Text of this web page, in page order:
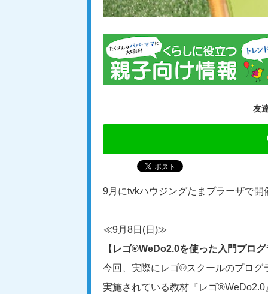
友
9月にtvkハウジングたまプラーザで
≪9月8日(日)≫
【レゴ®WeDo2.0を使った入門プロ
今回、実際にレゴ®スクールのプログ
実施されている教材『レゴ